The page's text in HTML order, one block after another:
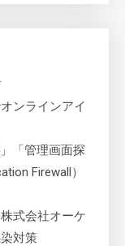
ンラインアイ
「管理画面探
Firewall）
式会社オーケ
対策